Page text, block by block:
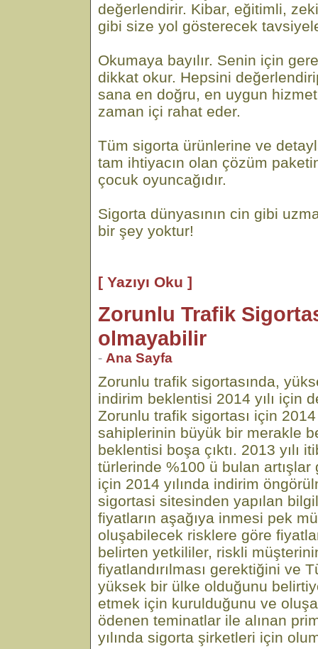
değerlendirir. Kibar, eğitimli,
gibi size yol gösterecek
Okumaya bayılır. Senin için
dikkat okur. Hepsini
sana en doğru, en uygun
zaman içi rahat eder.
Tüm sigorta ürünlerine ve
tam ihtiyacın olan çözüm
çocuk oyuncağıdır.
Sigorta dünyasının cin gibi
bir şey yoktur!
[ Yazıyı Oku ]
Zorunlu Trafik
olmayabilir
- Ana Sayfa
Zorunlu trafik sigortasında,
indirim beklentisi 2014 yılı için
Zorunlu trafik sigortası için
sahiplerinin büyük bir merakle
beklentisi boşa çıktı. 2013 yılı
türlerinde %100 ü bulan artışlar
için 2014 yılında indirim
sigortasi sitesinden yapılan
fiyatların aşağıya inmesi pek
oluşabilecek risklere göre
belirten yetkililer, riskli
fiyatlandırılması gerektiğini ve
yüksek bir ülke olduğunu
etmek için kurulduğunu ve
ödenen teminatlar ile alınan
yılında sigorta şirketleri için